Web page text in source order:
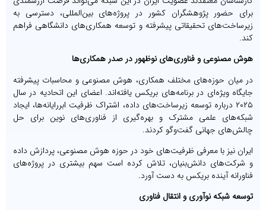
برای حضور پژوهشگران کشور در پروژه‌های بین‌المللی، دسترسی به
زیرساخت‌های تحقیقاتی پیشرفته و توسعه همکاری‌های دانشگاهی فراهم
کند.
هوش مصنوعی و فناوری‌های نوظهور در صدر همکاری‌ها
در میان حوزه‌های مختلف همکاری، هوش مصنوعی و محاسبات پیشرفته
جایگاه ویژه‌ای در برنامه‌های بریکس یافته‌اند. اعضای این اتحادیه در سال
۲۰۲۵ درباره توسعه زیرساخت‌های داده، اشتراک ظرفیت ابررایانه‌ها، ایجاد
شبکه‌های علمی مشترک و بهره‌گیری از فناوری‌های نوین برای حل
چالش‌های جهانی گفت‌وگو کردند.
ایران نیز با معرفی ظرفیت‌های خود در حوزه هوش مصنوعی، پردازش داده
و شرکت‌های دانش‌بنیان، تلاش کرده است سهم بیشتری در پروژه‌های
فناورانه آینده بریکس به دست آورد.
توسعه شبکه نوآوری و انتقال فناوری